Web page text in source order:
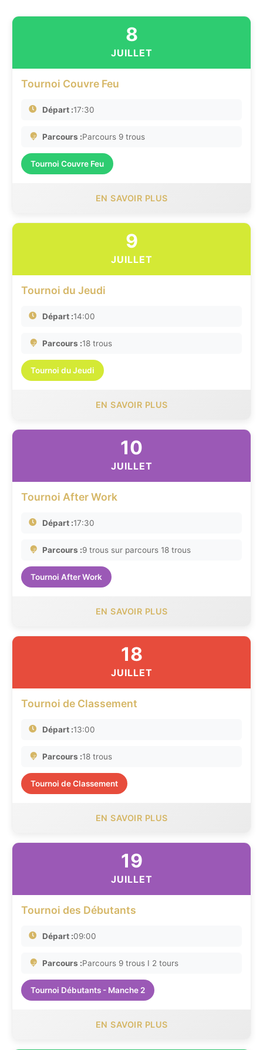
8
JUILLET
Tournoi Couvre Feu
Départ :17:30
Parcours :Parcours 9 trous
Tournoi Couvre Feu
EN SAVOIR PLUS
9
JUILLET
Tournoi du Jeudi
Départ :14:00
Parcours :18 trous
Tournoi du Jeudi
EN SAVOIR PLUS
10
JUILLET
Tournoi After Work
Départ :17:30
Parcours :9 trous sur parcours 18 trous
Tournoi After Work
EN SAVOIR PLUS
18
JUILLET
Tournoi de Classement
Départ :13:00
Parcours :18 trous
Tournoi de Classement
EN SAVOIR PLUS
19
JUILLET
Tournoi des Débutants
Départ :09:00
Parcours :Parcours 9 trous I 2 tours
Tournoi Débutants - Manche 2
EN SAVOIR PLUS